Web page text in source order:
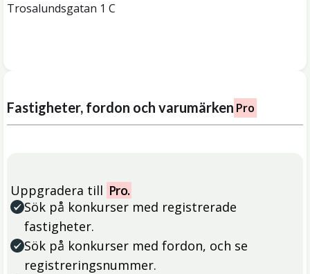
Trosalundsgatan 1 C
Fastigheter, fordon och varumärken Pro
Uppgradera till Pro.
Sök på konkurser med registrerade
fastigheter.
Sök på konkurser med fordon, och se
registreringsnummer.